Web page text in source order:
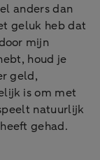
anders dan
geluk heb dat
mijn
houd je
geld,
is om met
natuurlijk
gehad.